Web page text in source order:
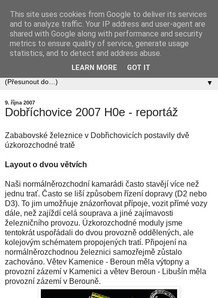
Zababov H0
Spolek Zababov - spolek železničních modelářů zabývající
se stavbou modelové železnice v měřítku 1:87.
▼
9. října 2007
Dobříchovice 2007 H0e - reportáž
Zababovské železnice v Dobřichovicích postavily dvě
úzkorozchodné tratě
Layout o dvou větvích
Naši normálněrozchodní kamarádi často stavějí více než
jednu trať. Často se liší způsobem řízení dopravy (D2 nebo
D3). To jim umožňuje znázorňovat přípoje, vozit přímé vozy
dále, než zajíždí celá souprava a jiné zajímavosti
železničního provozu. Úzkorozchodné moduly jsme
tentokrát uspořádali do dvou provozně oddělených, ale
kolejovým schématem propojených tratí. Připojení na
normálněrozchodnou železnici samozřejmě zůstalo
zachováno. Větev Kamenice - Beroun měla výtopny a
provozní zázemí v Kamenici a větev Beroun - Libušín měla
provozní zázemí v Berouně.
This site uses cookies from Google to deliver its services
and to analyze traffic. Your IP address and user-agent are
shared with Google along with performance and security
metrics to ensure quality of service, generate usage
statistics, and to detect and address abuse.
LEARN MORE GOT IT